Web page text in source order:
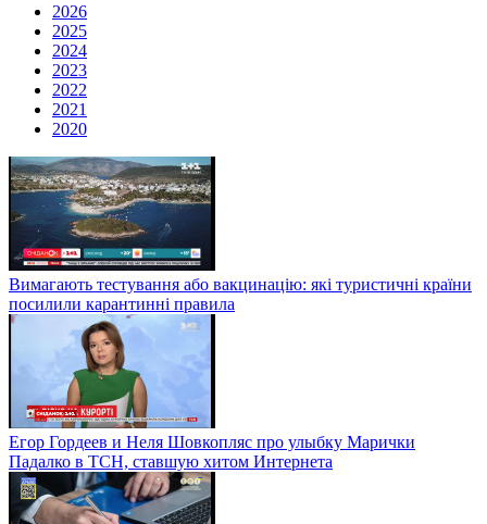
2026
2025
2024
2023
2022
2021
2020
Вимагають тестування або вакцинацію: які туристичні країни
посилили карантинні правила
Егор Гордеев и Неля Шовкопляс про улыбку Марички
Падалко в ТСН, ставшую хитом Интернета